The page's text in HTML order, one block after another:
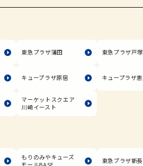
東急プラザ蒲田 東急プラザ戸塚
キュープラザ原宿 キュープラザ
マーケットスクエア
川崎イースト
もりのみやキューズ
東急プラザ新